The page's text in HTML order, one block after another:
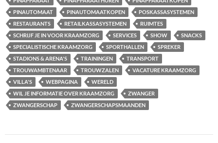
PINAUTOMAAT
PINAUTOMAATKOPEN
POSKASSASYSTEMEN
RESTAURANTS
RETAILKASSASYSTEMEN
RUIMTES
SCHRIJF JE IN VOOR KRAAMZORG
SERVICES SHOW
SNACKS
SPECIALISTISCHE KRAAMZORG
SPORTHALLEN
SPREKER
STADIONS & ARENA'S
TRAININGEN
TRANSPORT
TROUWAMBTENAAR
TROUWZALEN
VACATURE KRAAMZORG
VILLA'S
WEBPAGINA
WERELD
WIL JE INFORMATIE OVER KRAAMZORG
ZWANGER
ZWANGERSCHAP
ZWANGERSCHAPSMAANDEN